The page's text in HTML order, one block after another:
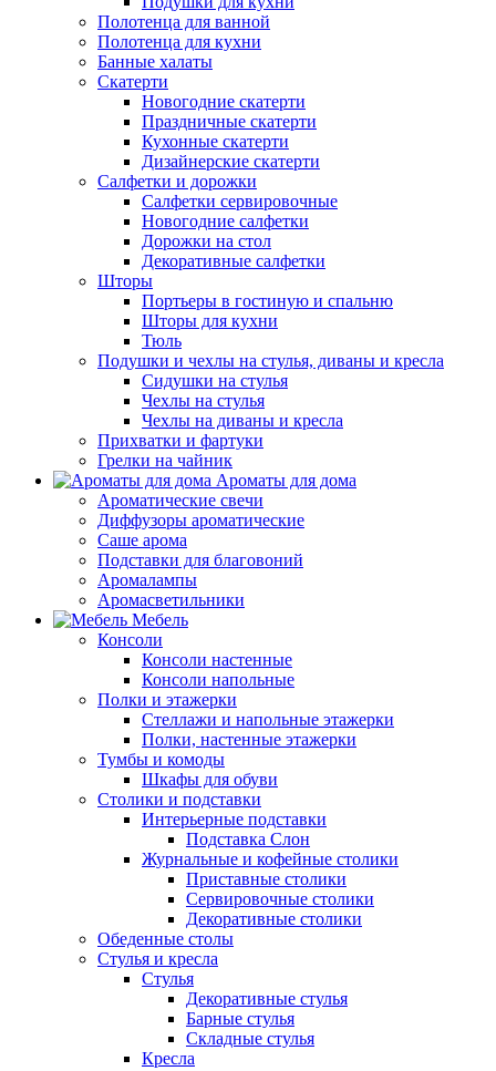
Полотенца для ванной
Полотенца для кухни
Банные халаты
Скатерти
Новогодние скатерти
Праздничные скатерти
Кухонные скатерти
Дизайнерские скатерти
Салфетки и дорожки
Салфетки сервировочные
Новогодние салфетки
Дорожки на стол
Декоративные салфетки
Шторы
Портьеры в гостиную и спальню
Шторы для кухни
Тюль
Подушки и чехлы на стулья, диваны и кресла
Сидушки на стулья
Чехлы на стулья
Чехлы на диваны и кресла
Прихватки и фартуки
Грелки на чайник
Ароматы для дома
Ароматические свечи
Диффузоры ароматические
Саше арома
Подставки для благовоний
Аромалампы
Аромасветильники
Мебель
Консоли
Консоли настенные
Консоли напольные
Полки и этажерки
Стеллажи и напольные этажерки
Полки, настенные этажерки
Тумбы и комоды
Шкафы для обуви
Столики и подставки
Интерьерные подставки
Подставка Слон
Журнальные и кофейные столики
Приставные столики
Сервировочные столики
Декоративные столики
Обеденные столы
Стулья и кресла
Стулья
Декоративные стулья
Барные стулья
Складные стулья
Кресла